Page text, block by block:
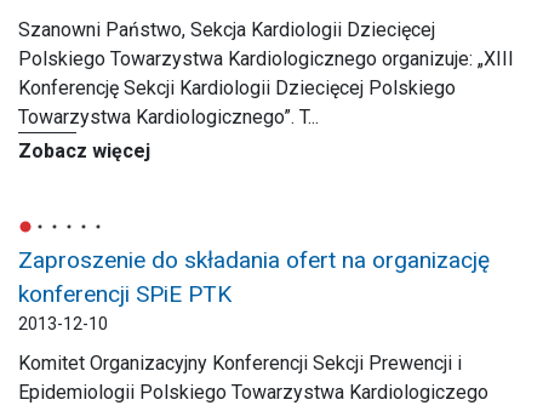
Szanowni Państwo, Sekcja Kardiologii Dziecięcej
Polskiego Towarzystwa Kardiologicznego organizuje: „XIII
Konferencję Sekcji Kardiologii Dziecięcej Polskiego
Towarzystwa Kardiologicznego”. T...
Zobacz więcej
Zaproszenie do składania ofert na organizację
konferencji SPiE PTK
2013-12-10
Komitet Organizacyjny Konferencji Sekcji Prewencji i
Epidemiologii Polskiego Towarzystwa Kardiologiczego